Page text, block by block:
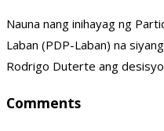
Nauna nang inihayag ng
Laban (PDP-Laban) na
Rodrigo Duterte ang
Comments